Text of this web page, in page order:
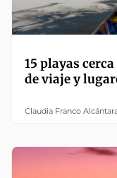
15 playas
de viaje y
Claudia Franco